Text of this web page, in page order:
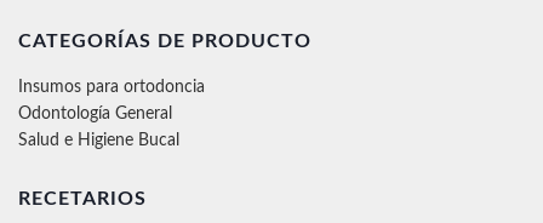
CATEGORÍAS DE PRODUCTO
Insumos para ortodoncia
Odontología General
Salud e Higiene Bucal
RECETARIOS